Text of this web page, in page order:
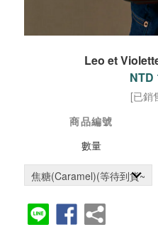
Leo et
NTD
[已銷
商品編號
數量